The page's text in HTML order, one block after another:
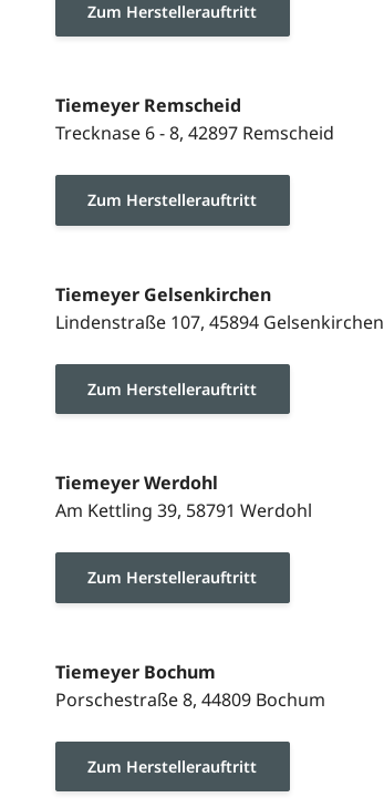
Zum Herstellerauftritt
Tiemeyer Remscheid
Trecknase 6 - 8, 42897 Remscheid
Zum Herstellerauftritt
Tiemeyer Gelsenkirchen
Lindenstraße 107, 45894 Gelsenkirchen
Zum Herstellerauftritt
Tiemeyer Werdohl
Am Kettling 39, 58791 Werdohl
Zum Herstellerauftritt
Tiemeyer Bochum
Porschestraße 8, 44809 Bochum
Zum Herstellerauftritt